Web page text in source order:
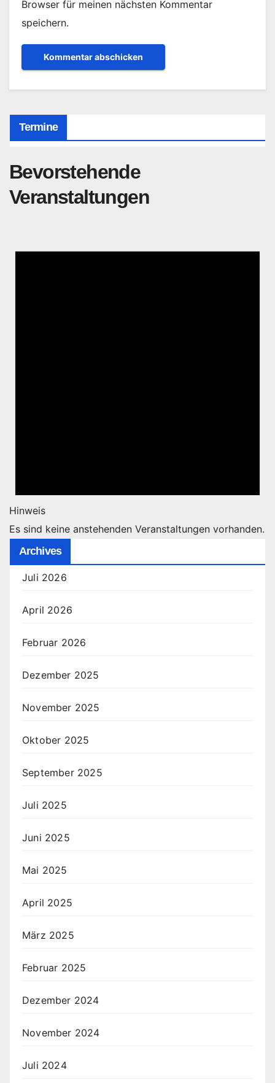
Browser für meinen nächsten Kommentar
speichern.
Termine
Bevorstehende
Veranstaltungen
Hinweis
Es sind keine anstehenden Veranstaltungen vorhanden.
Archives
Juli 2026
April 2026
Februar 2026
Dezember 2025
November 2025
Oktober 2025
September 2025
Juli 2025
Juni 2025
Mai 2025
April 2025
März 2025
Februar 2025
Dezember 2024
November 2024
Juli 2024